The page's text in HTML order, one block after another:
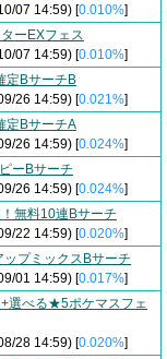
07 14:59) [0.010%]
ーEXフェス
07 14:59) [0.010%]
定BサーチB
26 14:59) [0.021%]
定BサーチA
26 14:59) [0.024%]
ーBサーチ
26 14:59) [0.024%]
無料10連Bサーチ
22 14:59) [0.020%]
プミックスBサーチ
01 14:59) [0.017%]
選べる★5ポケマスフェ
28 14:59) [0.020%]